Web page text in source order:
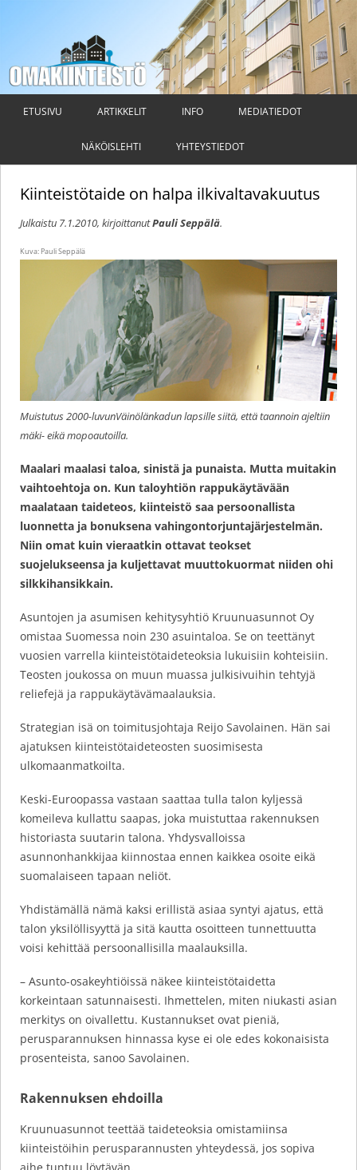
Taloyhtiön hallituksen ja isännöitsijän ammattilehti
Siirry
sisältöön
ETUSIVU ARTIKKELIT INFO MEDIATIEDOT
NÄKÖISLEHTI YHTEYSTIEDOT
Kiinteistötaide on halpa ilkivaltavakuutus
Julkaistu 7.1.2010, kirjoittanutPauli Seppälä.
Kuva: Pauli Seppälä
Muistutus 2000-luvunVäinölänkadun lapsille siitä, että taannoin ajeltiin
mäki- eikä mopoautoilla.
Maalari maalasi taloa, sinistä ja punaista. Mutta muitakin
vaihtoehtoja on. Kun taloyhtiön rappukäytävään
maalataan taideteos, kiinteistö saa persoonallista
luonnetta ja bonuksena vahingontorjuntajärjestelmän.
Niin omat kuin vieraatkin ottavat teokset
suojelukseensa ja kuljettavat muuttokuormat niiden ohi
silkkihansikkain.
Asuntojen ja asumisen kehitysyhtiö Kruunuasunnot Oy
omistaa Suomessa noin 230 asuintaloa. Se on teettänyt
vuosien varrella kiinteistötaideteoksia lukuisiin kohteisiin.
Teosten joukossa on muun muassa julkisivuihin tehtyjä
reliefejä ja rappukäytävämaalauksia.
Strategian isä on toimitusjohtaja Reijo Savolainen. Hän sai
ajatuksen kiinteistötaideteosten suosimisesta
ulkomaanmatkoilta.
Keski-Euroopassa vastaan saattaa tulla talon kyljessä
komeileva kullattu saapas, joka muistuttaa rakennuksen
historiasta suutarin talona. Yhdysvalloissa
asunnonhankkijaa kiinnostaa ennen kaikkea osoite eikä
suomalaiseen tapaan neliöt.
Yhdistämällä nämä kaksi erillistä asiaa syntyi ajatus, että
talon yksilöllisyyttä ja sitä kautta osoitteen tunnettuutta
voisi kehittää persoonallisilla maalauksilla.
– Asunto-osakeyhtiöissä näkee kiinteistötaidetta
korkeintaan satunnaisesti. Ihmettelen, miten niukasti asian
merkitys on oivallettu. Kustannukset ovat pieniä,
perusparannuksen hinnassa kyse ei ole edes kokonaisista
prosenteista, sanoo Savolainen.
Rakennuksen ehdoilla
Kruunuasunnot teettää taideteoksia omistamiinsa
kiinteistöihin perusparannusten yhteydessä, jos sopiva